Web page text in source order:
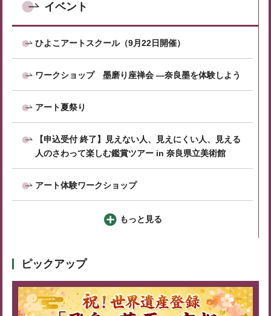
イベント
ひよこアートスクール（9月22日開催）
ワークショップ 墨磨り座禅会 ―奈良墨を体験しよう
アート夏祭り
【申込受付 終了】見えない⼈、⾒えにくい⼈、見える
人のさわって楽しむ鑑賞ツアー in 奈良県立美術館
アート体験ワークショップ
もっと見る
ピックアップ